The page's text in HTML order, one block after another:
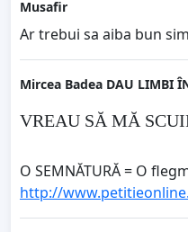
Musafir
Ar trebui sa aiba bun
Mircea Badea DAU LIMBI
VREAU SĂ MĂ
O SEMNĂTURĂ = O
http://